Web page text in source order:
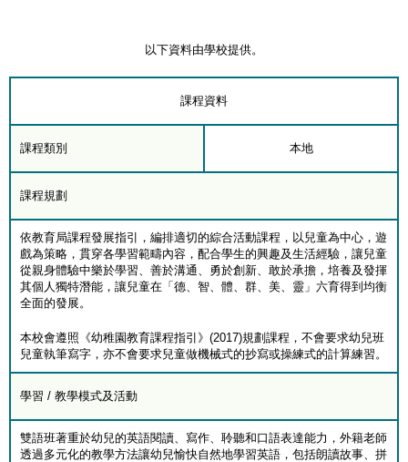
以下資料由學校提供。
課程資料
課程類別 本地
課程規劃
依教育局課程發展指引，編排適切的綜合活動課程，以兒童為中心，遊
戲為策略，貫穿各學習範疇內容，配合學生的興趣及生活經驗，讓兒童
從親身體驗中樂於學習、善於溝通、勇於創新、敢於承擔，培養及發揮
其個人獨特潛能，讓兒童在「德、智、體、群、美、靈」六育得到均衡
全面的發展。
本校會遵照《幼稚園教育課程指引》(2017)規劃課程，不會要求幼兒班
兒童執筆寫字，亦不會要求兒童做機械式的抄寫或操練式的計算練習。
學習 / 教學模式及活動
雙語班著重於幼兒的英語閱讀、寫作、聆聽和口語表達能力，外籍老師
透過多元化的教學方法讓幼兒愉快自然地學習英語，包括朗讀故事、拼